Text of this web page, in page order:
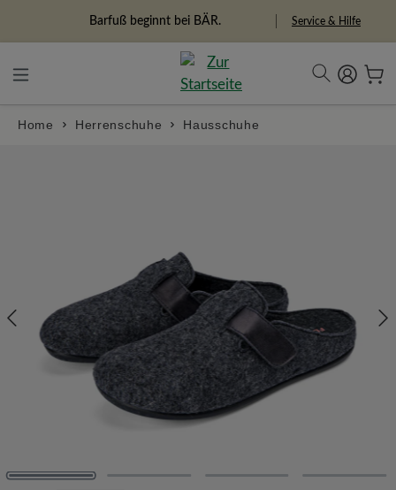
Barfuß beginnt bei BÄR. Service & Hilfe
Home Herrenschuhe Hausschuhe